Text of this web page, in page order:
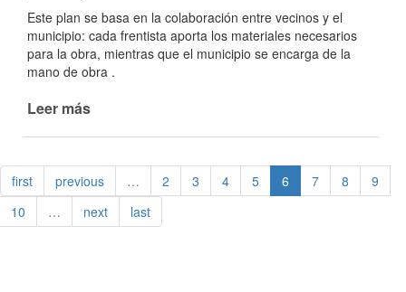
Este plan se basa en la colaboración entre vecinos y el
municipio: cada frentista aporta los materiales necesarios
para la obra, mientras que el municipio se encarga de la
mano de obra .
Leer más
la
Ciudad
first previous … 2 3 4 5 6 7 8
9
10
… next last